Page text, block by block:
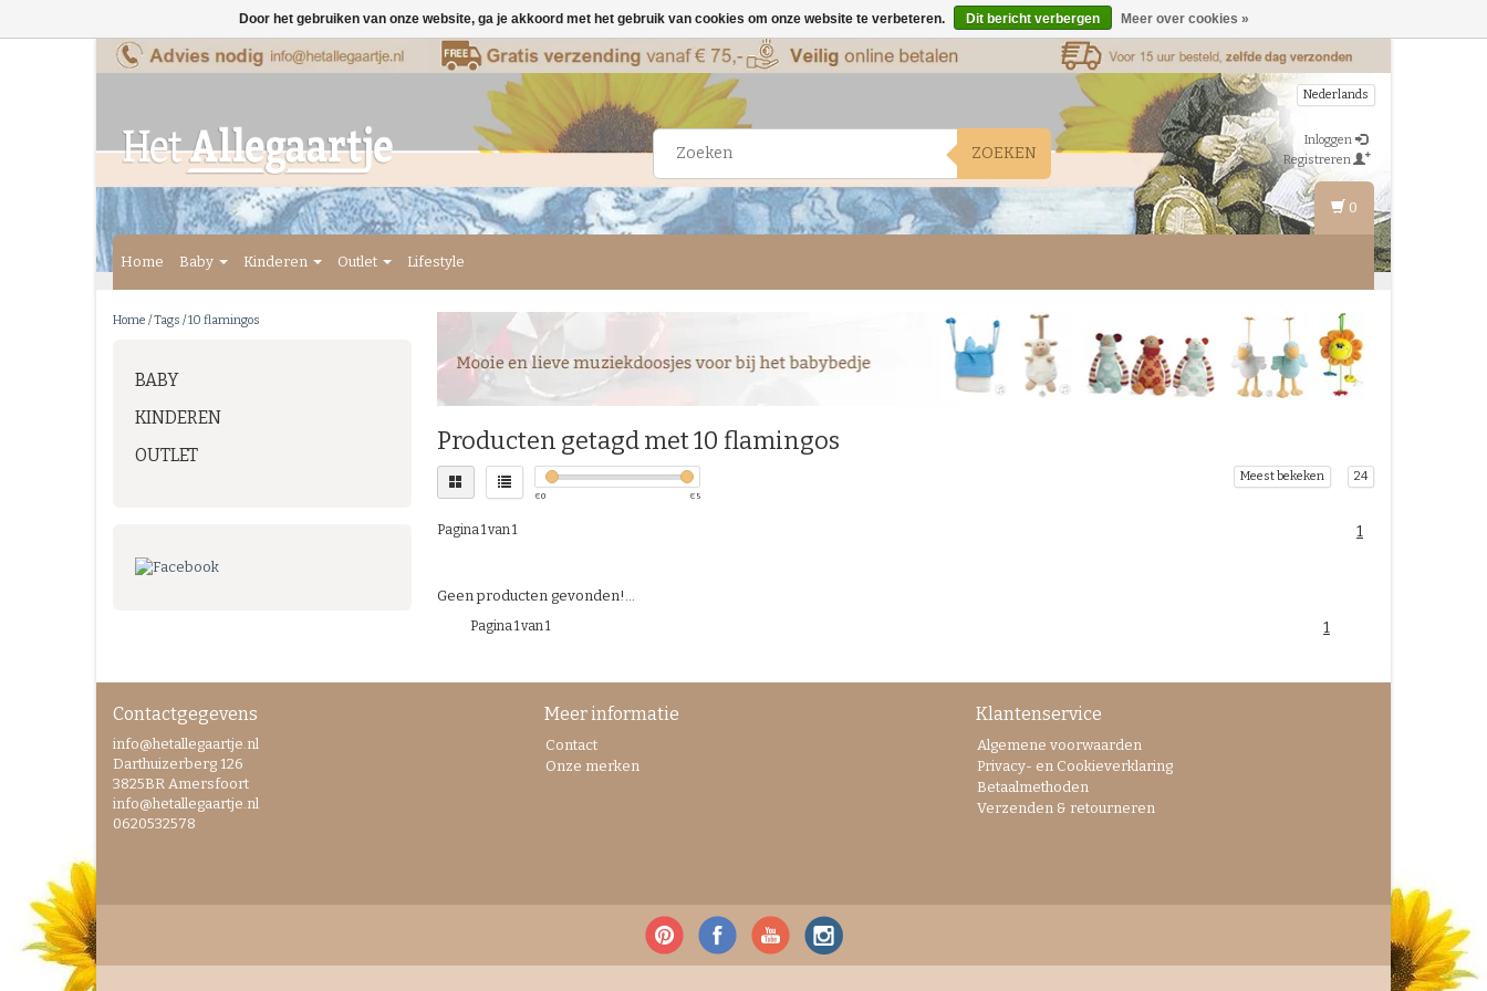
ZOEKEN
Nederlands
Inloggen
Registreren
Home Baby Kinderen Outlet Lifestyle
0
Home /Tags /10 flamingos
BABY
KINDEREN
OUTLET
Producten getagd met 10 flamingos
€0 € 5
Meest bekeken 24
Pagina 1 van 1 1
Geen producten gevonden!...
Pagina 1 van 1 1
Contactgegevens
info@hetallegaartje.nl
Darthuizerberg 126
3825BR Amersfoort
info@hetallegaartje.nl
0620532578
Meer informatie
Contact
Onze merken
Klantenservice
Algemene voorwaarden
Privacy- en Cookieverklaring
Betaalmethoden
Verzenden & retourneren
Door het gebruiken van onze website, ga je akkoord met het gebruik van cookies om onze website te verbeteren. Dit bericht verbergen Meer over cookies »